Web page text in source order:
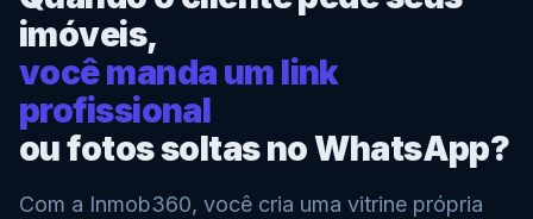
imóveis,
você manda um link
profissional
ou fotos soltas no WhatsApp?
Com a Inmob360, você cria uma vitrine própria